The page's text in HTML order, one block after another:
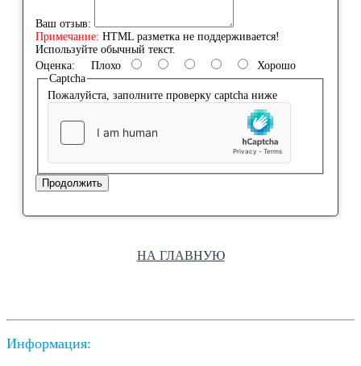
Ваш отзыв:
Примечание: HTML разметка не поддерживается!
Используйте обычный текст.
Оценка: Плохо
Хорошо
Captcha
Пожалуйста, заполните проверку captcha ниже
Продолжить
НА ГЛАВНУЮ
Информация: